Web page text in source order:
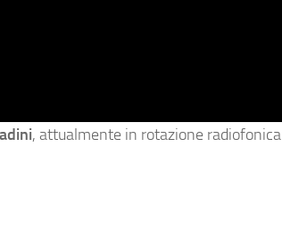
, attualmente in rotazione radiofonica